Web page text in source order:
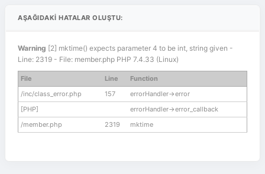
AŞAĞIDAKI HATALAR OLUŞTU:
Warning [2] mktime() expects parameter 4 to be int, string given -
Line: 2319 - File: member.php PHP 7.4.33 (Linux)
File Line
Function
/inc/class_error.php
157
errorHandler->error
[PHP]
errorHandler->error_callback
/member.php
2319 mktime